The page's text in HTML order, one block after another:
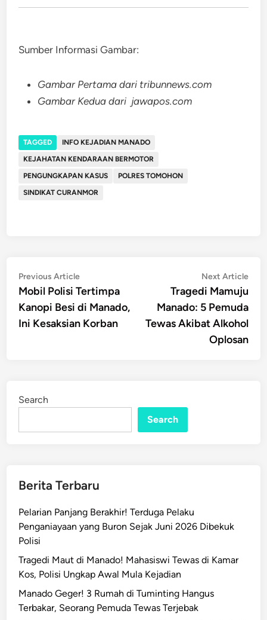
Sumber Informasi Gambar:
Gambar Pertama dari tribunnews.com
Gambar Kedua dari jawapos.com
TAGGED
INFO KEJADIAN MANADO
KEJAHATAN KENDARAAN BERMOTOR
PENGUNGKAPAN KASUS
POLRES TOMOHON
SINDIKAT CURANMOR
Post
navigation
Previous ArticlePrevious
article:
Mobil Polisi Tertimpa
Kanopi Besi di Manado,
Ini Kesaksian Korban
Next Article
Tragedi Mamuju
Manado: 5 Pemuda
Tewas Akibat Alkohol
Oplosan
Search
Search
Berita Terbaru
Pelarian Panjang Berakhir! Terduga Pelaku
Penganiayaan yang Buron Sejak Juni 2026 Dibekuk
Polisi
Tragedi Maut di Manado! Mahasiswi Tewas di Kamar
Kos, Polisi Ungkap Awal Mula Kejadian
Manado Geger! 3 Rumah di Tuminting Hangus
Terbakar, Seorang Pemuda Tewas Terjebak